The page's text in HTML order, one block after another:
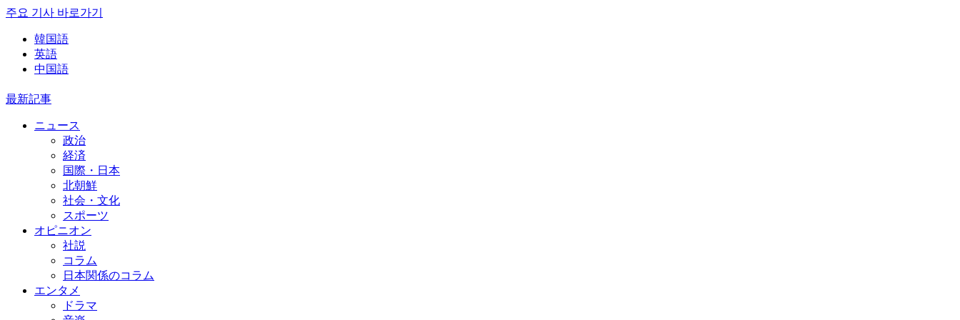
주요 기사 바로가기
韓国語
英語
中国語
最新記事
ニュース
政治
経済
国際・日本
北朝鮮
社会・文化
スポーツ
オピニオン
社説
コラム
日本関係のコラム
エンタメ
ドラマ